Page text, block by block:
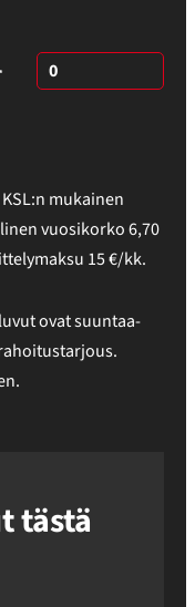
KSL:n mukainen
vuosikorko6,70
15€/kk.
ovat suuntaa-
tästä